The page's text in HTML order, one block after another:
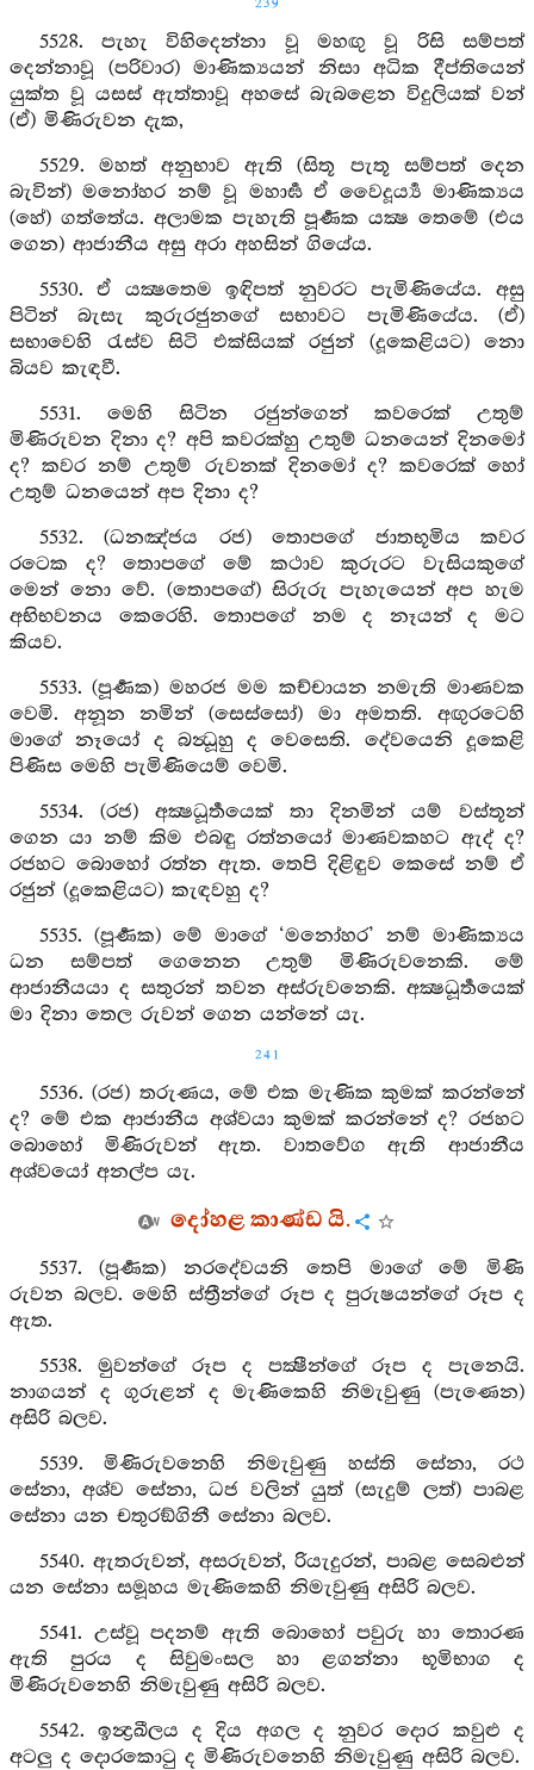
239
5528. පැහැ විහිදෙන්නා වූ මහඟු වූ රිසි සම්පත්
දෙන්නාවූ (පරිවාර) මාණික්‍යයන් නිසා අධික දීප්තියෙන්
යුක්ත වූ යසස් ඇත්තාවූ අහසේ බැබළෙන විදුලියක් වන්
(ඒ) මිණිරුවන දැක,
5529. මහත් අනුභාව ඇති (සිතූ පැතූ සම්පත් දෙන
බැවින්) මනෝහර නම් වූ මහාර්‍ඝ ඒ වෛදූර්‍ය්‍ය මාණික්‍යය
(හේ) ගත්තේය. අලාමක පැහැති පූර්‍ණක යක්‍ෂ තෙමේ (එය
ගෙන) ආජානීය අසු අරා අහසින් ගියේය.
5530. ඒ යක්‍ෂතෙම ඉඳිපත් නුවරට පැමිණියේය. අසු
පිටින් බැසැ කුරුරජුනගේ සභාවට පැමිණියේය. (ඒ)
සභාවෙහි රැස්ව සිටි එක්සියක් රජුන් (දූකෙළියට) නො
බියව කැඳවී.
5531. මෙහි සිටින රජුන්ගෙන් කවරෙක් උතුම්
මිණිරුවන දිනා ද? අපි කවරක්හු උතුම් ධනයෙන් දිනමෝ
ද? කවර නම් උතුම් රුවනක් දිනමෝ ද? කවරෙක් හෝ
උතුම් ධනයෙන් අප දිනා ද?
5532. (ධනඤ්ජය රජ) තොපගේ ජාතභූමිය කවර
රටෙක ද? තොපගේ මේ කථාව කුරුරට වැසියකුගේ
මෙන් නො වේ. (තොපගේ) සිරුරු පැහැයෙන් අප හැම
අභිභවනය කෙරෙහි. තොපගේ නම ද නෑයන් ද මට
කියව.
5533. (පූර්‍ණක) මහරජ මම කච්චායන නමැති මාණවක
වෙමි. අනූන නමින් (සෙස්සෝ) මා අමතති. අඟුරටෙහි
මාගේ නෑයෝ ද බන්‍ධූහු ද වෙසෙති. දේවයෙනි දූකෙළි
පිණිස මෙහි පැමිණියෙම් වෙමි.
5534. (රජ) අක්‍ෂධූර්‍තයෙක් තා දිනමින් යම් වස්තූන්
ගෙන යා නම් කිම එබඳු රත්නයෝ මාණවකහට ඇද් ද?
රජහට බොහෝ රත්න ඇත. තෙපි දිළිඳුව කෙසේ නම් ඒ
රජුන් (දූකෙළියට) කැඳවහු ද?
5535. (පූර්‍ණක) මේ මාගේ ‘මනෝහර’ නම් මාණික්‍යය
ධන සම්පත් ගෙනෙන උතුම් මිණිරුවනෙකි. මේ
ආජානීයයා ද සතුරන් තවන අස්රුවනෙකි. අක්‍ෂධූර්‍තයෙක්
මා දිනා තෙල රුවන් ගෙන යන්නේ යැ.
241
5536. (රජ) තරුණය, මේ එක මැණික කුමක් කරන්නේ
ද? මේ එක ආජානීය අශ්වයා කුමක් කරන්නේ ද? රජහට
බොහෝ මිණිරුවන් ඇත. වාතවේග ඇති ආජානීය
අශ්වයෝ අනල්ප යැ.
දෝහළ කාණ්ඩ යි.
5537. (පූර්‍ණක) නරදේවයනි තෙපි මාගේ මේ මිණි
රුවන බලව. මෙහි ස්ත්‍රීන්ගේ රූප ද පුරුෂයන්ගේ රූප ද
ඇත.
5538. මුවන්ගේ රූප ද පක්‍ෂීන්ගේ රූප ද පැනෙයි.
නාගයන් ද ගුරුළන් ද මැණිකෙහි නිමැවුණු (පැණෙන)
අසිරි බලව.
5539. මිණිරුවනෙහි නිමැවුණු හස්ති සේනා, රථ
සේනා, අශ්ව සේනා, ධජ වලින් යුත් (සැදුම් ලත්) පාබළ
සේනා යන චතුරඞ්ගිනී සේනා බලව.
5540. ඇතරුවන්, අසරුවන්, රියැදුරන්, පාබළ සෙබළුන්
යන සේනා සමූහය මැණිකෙහි නිමැවුණු අසිරි බලව.
5541. උස්වූ පදනම් ඇති බොහෝ පවුරු හා තොරණ
ඇති පුරය ද සිවුමංසල හා ළගන්නා භූමිභාග ද
මිණිරුවනෙහි නිමැවුණු අසිරි බලව.
5542. ඉන්‍ද්‍රඛීලය ද දිය අගල ද නුවර දොර කවුළු ද
අටලු ද දොරකොටු ද මිණිරුවනෙහි නිමැවුණු අසිරි බලව.